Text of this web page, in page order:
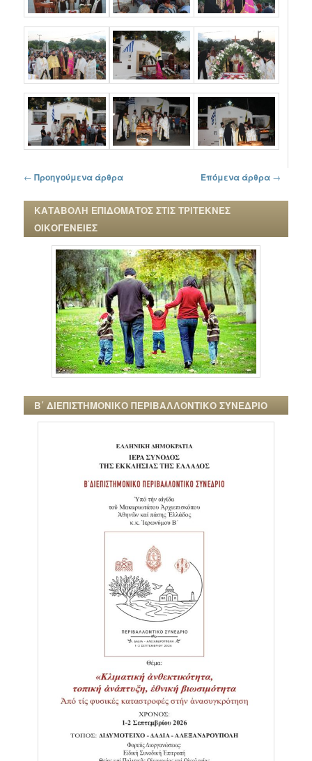
Πλοήγηση στα άρθρα
← Προηγούμενα άρθρα Επόμενα άρθρα →
ΚΑΤΑΒΟΛΗ ΕΠΙΔΟΜΑΤΟΣ ΣΤΙΣ ΤΡΙΤΕΚΝΕΣ
ΟΙΚΟΓΕΝΕΙΕΣ
Β΄ ΔΙΕΠΙΣΤΗΜΟΝΙΚΟ ΠΕΡΙΒΑΛΛΟΝΤΙΚΟ ΣΥΝΕΔΡΙΟ